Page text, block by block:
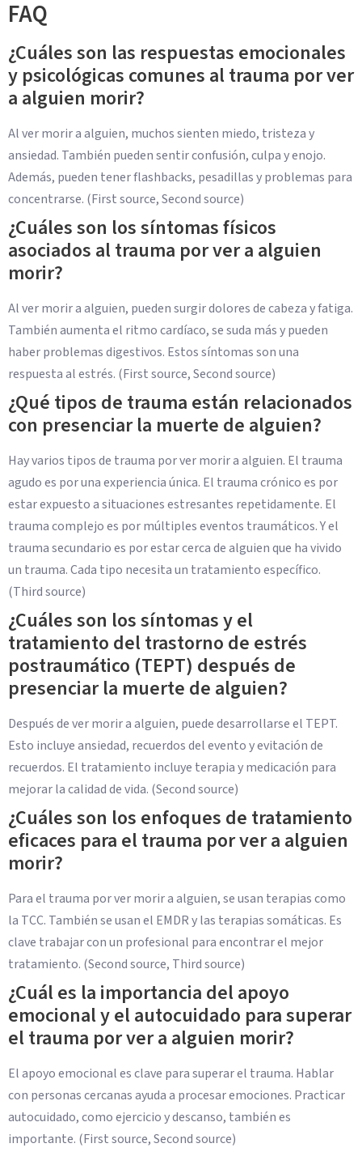
FAQ
¿Cuáles son las respuestas emocionales
y psicológicas comunes al trauma por ver
a alguien morir?
Al ver morir a alguien, muchos sienten miedo, tristeza y
ansiedad. También pueden sentir confusión, culpa y enojo.
Además, pueden tener flashbacks, pesadillas y problemas para
concentrarse. (First source, Second source)
¿Cuáles son los síntomas físicos
asociados al trauma por ver a alguien
morir?
Al ver morir a alguien, pueden surgir dolores de cabeza y fatiga.
También aumenta el ritmo cardíaco, se suda más y pueden
haber problemas digestivos. Estos síntomas son una
respuesta al estrés. (First source, Second source)
¿Qué tipos de trauma están relacionados
con presenciar la muerte de alguien?
Hay varios tipos de trauma por ver morir a alguien. El trauma
agudo es por una experiencia única. El trauma crónico es por
estar expuesto a situaciones estresantes repetidamente. El
trauma complejo es por múltiples eventos traumáticos. Y el
trauma secundario es por estar cerca de alguien que ha vivido
un trauma. Cada tipo necesita un tratamiento específico.
(Third source)
¿Cuáles son los síntomas y el
tratamiento del trastorno de estrés
postraumático (TEPT) después de
presenciar la muerte de alguien?
Después de ver morir a alguien, puede desarrollarse el TEPT.
Esto incluye ansiedad, recuerdos del evento y evitación de
recuerdos. El tratamiento incluye terapia y medicación para
mejorar la calidad de vida. (Second source)
¿Cuáles son los enfoques de tratamiento
eficaces para el trauma por ver a alguien
morir?
Para el trauma por ver morir a alguien, se usan terapias como
la TCC. También se usan el EMDR y las terapias somáticas. Es
clave trabajar con un profesional para encontrar el mejor
tratamiento. (Second source, Third source)
¿Cuál es la importancia del apoyo
emocional y el autocuidado para superar
el trauma por ver a alguien morir?
El apoyo emocional es clave para superar el trauma. Hablar
con personas cercanas ayuda a procesar emociones. Practicar
autocuidado, como ejercicio y descanso, también es
importante. (First source, Second source)